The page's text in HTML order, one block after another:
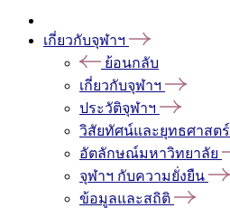
เกี่ยวกับจุฬาฯ
ย้อนกลับ
เกี่ยวกับจุฬาฯ
ประวัติจุฬาฯ
วิสัยทัศน์และยุทธศาสตร์
อัตลักษณ์มหาวิทยาลัย
จุฬาฯ กับความยั่งยืน
ข้อมูลและสถิติ